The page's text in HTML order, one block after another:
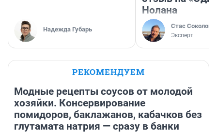
Надежда Губарь
Нолана
Стас Соколов
Эксперт
РЕКОМЕНДУЕМ
Модные рецепты соусов от молодой
хозяйки. Консервирование
помидоров, баклажанов, кабачков без
глутамата натрия — сразу в банки